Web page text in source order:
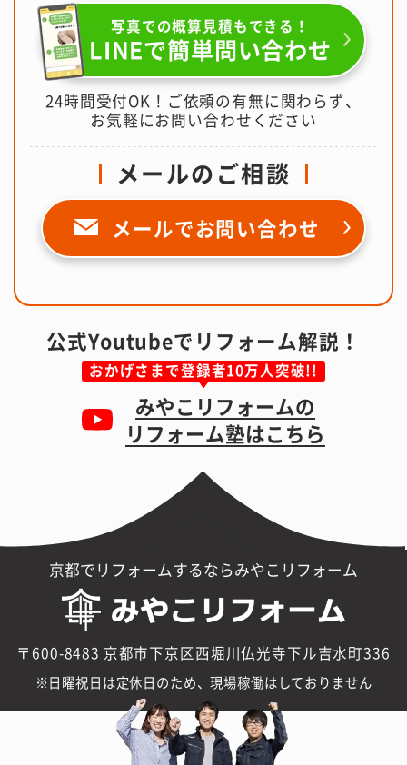
写真での概算見積もできる！
LINEで簡単問い合わせ
24時間受付OK！ご依頼の有無に関わらず、
お気軽にお問い合わせください
メールのご相談
メールでお問い合わせ
公式Youtubeでリフォーム解説！
おかげさまで登録者10万人突破!!
みやこリフォームの
リフォーム塾はこちら
京都でリフォームするならみやこリフォーム
〒600-8483 京都市下京区西堀川仏光寺下ル吉水町336
日曜祝日は定休日のため、現場稼働はしておりません